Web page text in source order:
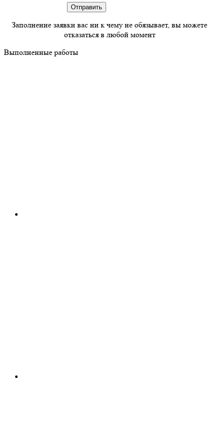
Заполнение заявки вас ни к чему не обязывает, вы можете
отказаться в любой момент
Выполненные работы